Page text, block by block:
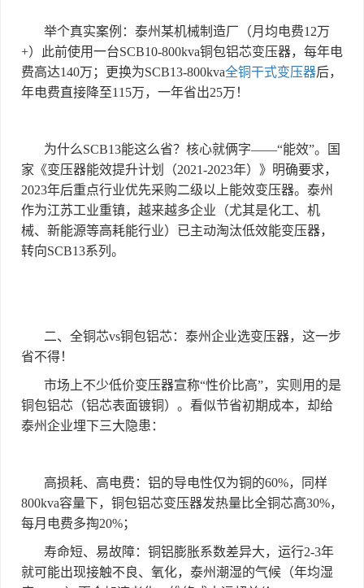
举个真实案例：泰州某机械制造厂（月均电费12万
+）此前使用一台SCB10-800kva铜包铝芯变压器，每年电
费高达140万；更换为SCB13-800kva全铜干式变压器后，
年电费直接降至115万，一年省出25万！
为什么SCB13能这么省？核心就俩字——“能效”。国
家《变压器能效提升计划（2021-2023年）》明确要求，
2023年后重点行业优先采购二级以上能效变压器。泰州
作为江苏工业重镇，越来越多企业（尤其是化工、机
械、新能源等高耗能行业）已主动淘汰低效能变压器，
转向SCB13系列。
二、全铜芯vs铜包铝芯：泰州企业选变压器，这一步
省不得！
市场上不少低价变压器宣称“性价比高”，实则用的是
铜包铝芯（铝芯表面镀铜）。看似节省初期成本，却给
泰州企业埋下三大隐患：
高损耗、高电费：铝的导电性仅为铜的60%，同样
800kva容量下，铜包铝芯变压器发热量比全铜芯高30%，
每月电费多掏20%；
寿命短、易故障：铜铝膨胀系数差异大，运行2-3年
就可能出现接触不良、氧化，泰州潮湿的气候（年均湿